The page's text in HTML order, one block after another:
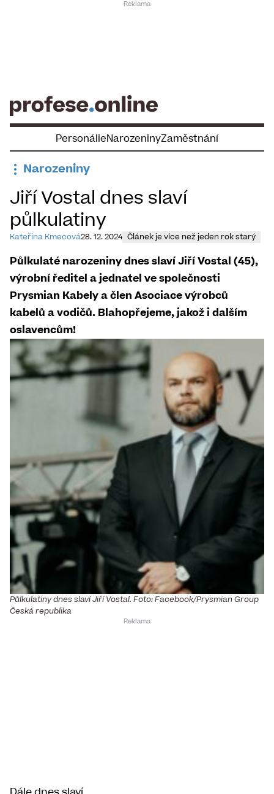
PersonálieNarozeninyZaměstnání
Narozeniny
Jiří Vostal dnes slaví
půlkulatiny
Kateřina Kmecová28. 12. 2024 Článek je více než jeden rok starý
Půlkulaté narozeniny dnes slaví Jiří Vostal (45),
výrobní ředitel a jednatel ve společnosti
Prysmian Kabely a člen Asociace výrobců
kabelů a vodičů. Blahopřejeme, jakož i dalším
oslavencům!
Půlkulatiny dnes slaví Jiří Vostal. Foto: Facebook/Prysmian Group
Česká republika